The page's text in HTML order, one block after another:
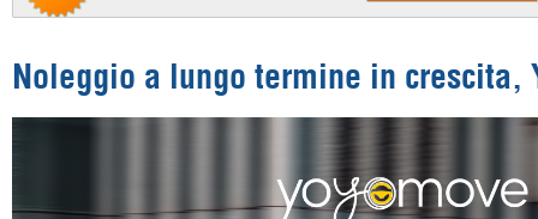
Noleggio a lungo termine in